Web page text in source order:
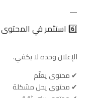
—
6️⃣ استثمر في المحتوى القيمي
الإعلان وحده لا يكفي.
✔ محتوى يعلّم
✔ محتوى يحل مشكلة